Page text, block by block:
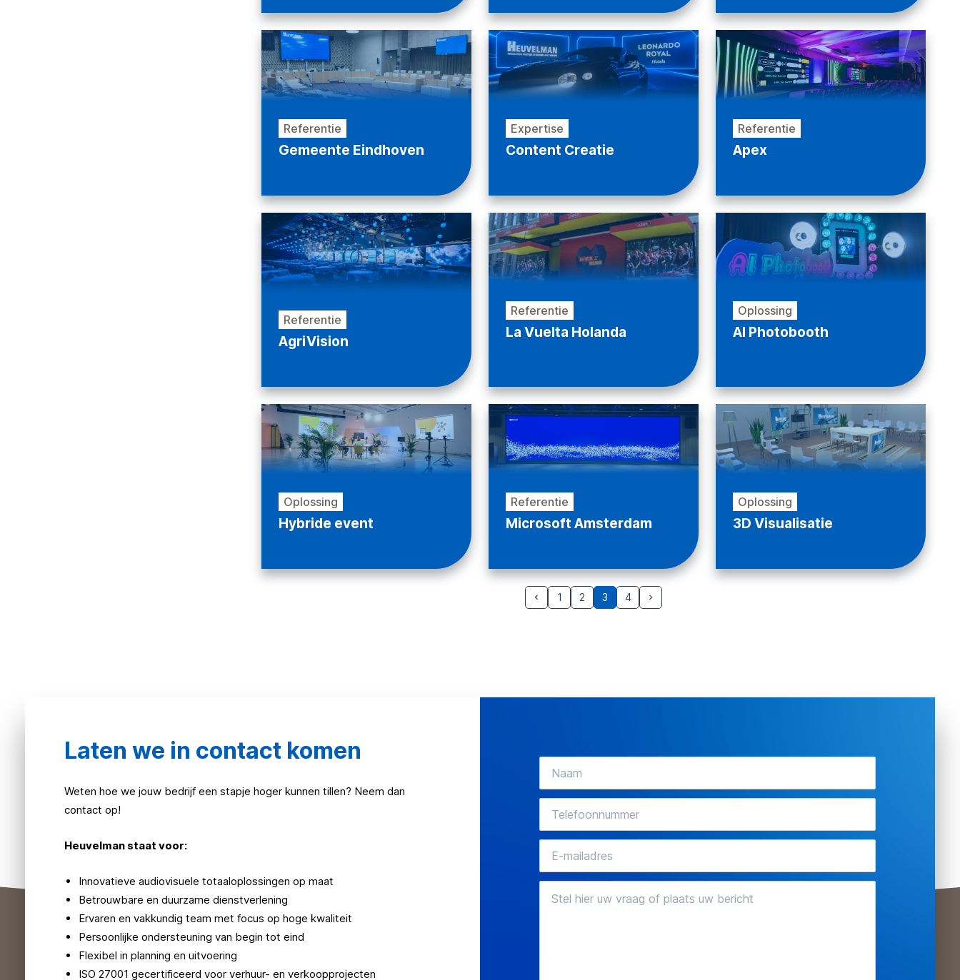
Referentie
Gemeente Eindhoven
Expertise
Content Creatie
Referentie
Apex
Referentie
AgriVision
Referentie
La Vuelta Holanda
Oplossing
AI Photobooth
Oplossing
Hybride event
Referentie
Microsoft Amsterdam
Oplossing
3D Visualisatie
1 2 3 4
Laten we in contact komen
Weten hoe we jouw bedrijf een stapje hoger kunnen tillen? Neem dan
contact op!
Heuvelman staat voor:
Innovatieve audiovisuele totaaloplossingen op maat
Betrouwbare en duurzame dienstverlening
Ervaren en vakkundig team met focus op hoge kwaliteit
Persoonlijke ondersteuning van begin tot eind
Flexibel in planning en uitvoering
ISO 27001 gecertificeerd voor verhuur- en verkoopprojecten